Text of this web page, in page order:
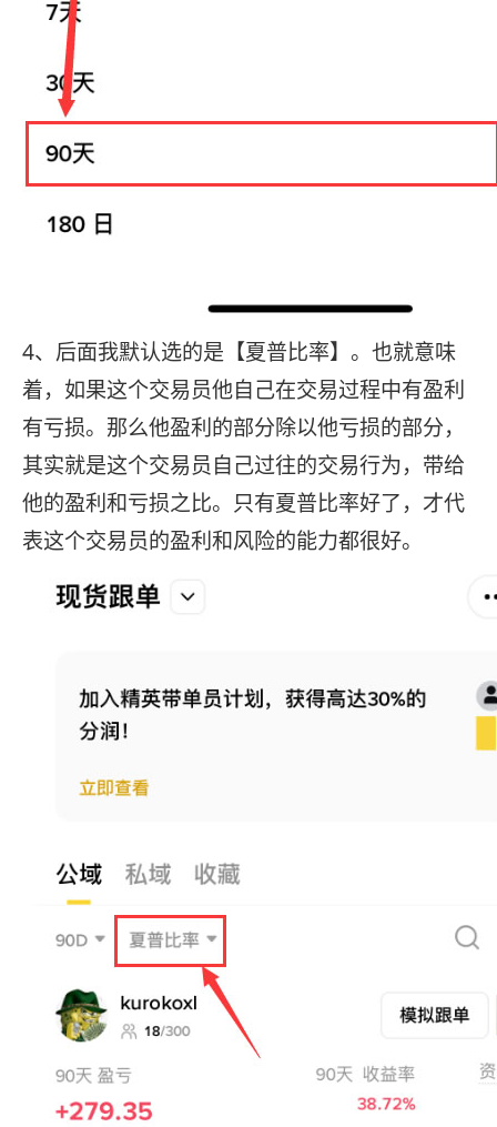
4、后面我默认选的是【夏普比率】。也就意味
着，如果这个交易员他自己在交易过程中有盈利
有亏损。那么他盈利的部分除以他亏损的部分，
其实就是这个交易员自己过往的交易行为，带给
他的盈利和亏损之比。只有夏普比率好了，才代
表这个交易员的盈利和风险的能力都很好。